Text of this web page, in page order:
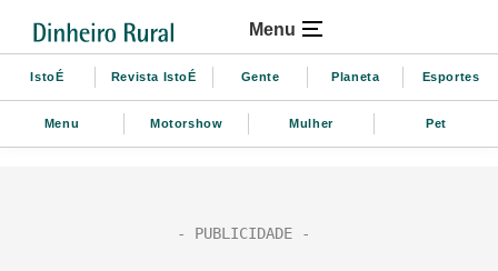
Menu
IstoÉ Revista IstoÉ Gente Planeta Esportes
Menu Motorshow Mulher Pet